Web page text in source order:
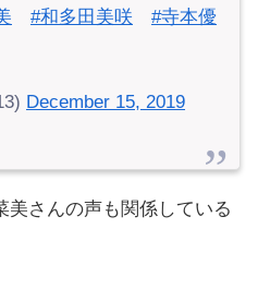
#和多田美咲
#寺本優
December 15, 2019
美さんの声も関係している